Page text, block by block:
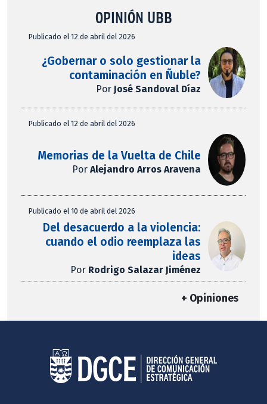
OPINIÓN UBB
Publicado el 12 de abril del 2026
¿Gobernar o solo gestionar la
contaminación en Ñuble?
Por José Sandoval Díaz
Publicado el 12 de abril del 2026
Memorias de la Vuelta de Chile
PorAlejandro Arros Aravena
Publicado el 10 de abril del 2026
Del desacuerdo a la violencia:
cuando el odio reemplaza las
ideas
Por Rodrigo Salazar Jiménez
+ Opiniones